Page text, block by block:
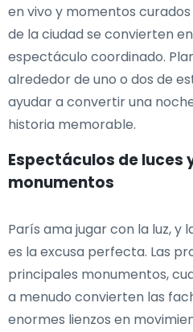
en vivo y momentos
de la ciudad se convierten
espectáculo coordinado.
alrededor de uno o dos de
ayudar a convertir una
historia memorable.
Espectáculos de luces
monumentos
París ama jugar con la luz, y
es la excusa perfecta. Las
principales monumentos,
a menudo convierten las
enormes lienzos en